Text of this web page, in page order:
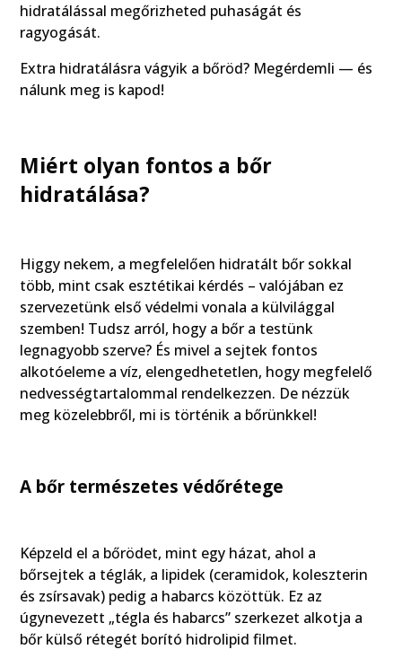
hidratálással megőrizheted puhaságát és
ragyogását.
Extra hidratálásra vágyik a bőröd? Megérdemli — és
nálunk meg is kapod!
Miért olyan fontos a bőr
hidratálása?
Higgy nekem, a megfelelően hidratált bőr sokkal
több, mint csak esztétikai kérdés – valójában ez
szervezetünk első védelmi vonala a külvilággal
szemben! Tudsz arról, hogy a bőr a testünk
legnagyobb szerve? És mivel a sejtek fontos
alkotóeleme a víz, elengedhetetlen, hogy megfelelő
nedvességtartalommal rendelkezzen. De nézzük
meg közelebbről, mi is történik a bőrünkkel!
A bőr természetes védőrétege
Képzeld el a bőrödet, mint egy házat, ahol a
bőrsejtek a téglák, a lipidek (ceramidok, koleszterin
és zsírsavak) pedig a habarcs közöttük. Ez az
úgynevezett „tégla és habarcs” szerkezet alkotja a
bőr külső rétegét borító hidrolipid filmet.